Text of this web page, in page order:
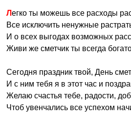
Легко ты можешь все расходы
Все исключить ненужные
И о всех выгодах возможных
Живи же сметчик ты всегда
Сегодня праздник твой, День
И с ним тебя я в этот час и
Желаю счастья тебе, радости,
Чтоб увенчались все успехом